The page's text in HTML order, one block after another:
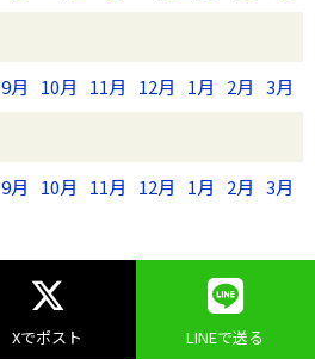
9月 10月 11月 12月 1月 2月 3月
9月 10月 11月 12月 1月 2月 3月
Xでポスト LINEで送る